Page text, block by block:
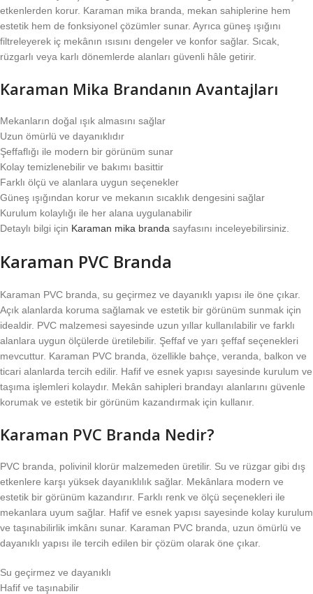
etkenlerden korur. Karaman mika branda, mekan sahiplerine hem
estetik hem de fonksiyonel çözümler sunar. Ayrıca güneş ışığını
filtreleyerek iç mekânın ısısını dengeler ve konfor sağlar. Sıcak,
rüzgarlı veya karlı dönemlerde alanları güvenli hâle getirir.
Karaman Mika Brandanın Avantajları
Mekanların doğal ışık almasını sağlar
Uzun ömürlü ve dayanıklıdır
Şeffaflığı ile modern bir görünüm sunar
Kolay temizlenebilir ve bakımı basittir
Farklı ölçü ve alanlara uygun seçenekler
Güneş ışığından korur ve mekanın sıcaklık dengesini sağlar
Kurulum kolaylığı ile her alana uygulanabilir
Detaylı bilgi için Karaman mika branda sayfasını inceleyebilirsiniz.
Karaman PVC Branda
Karaman PVC branda, su geçirmez ve dayanıklı yapısı ile öne çıkar.
Açık alanlarda koruma sağlamak ve estetik bir görünüm sunmak için
idealdir. PVC malzemesi sayesinde uzun yıllar kullanılabilir ve farklı
alanlara uygun ölçülerde üretilebilir. Şeffaf ve yarı şeffaf seçenekleri
mevcuttur. Karaman PVC branda, özellikle bahçe, veranda, balkon ve
ticari alanlarda tercih edilir. Hafif ve esnek yapısı sayesinde kurulum ve
taşıma işlemleri kolaydır. Mekân sahipleri brandayı alanlarını güvenle
korumak ve estetik bir görünüm kazandırmak için kullanır.
Karaman PVC Branda Nedir?
PVC branda, polivinil klorür malzemeden üretilir. Su ve rüzgar gibi dış
etkenlere karşı yüksek dayanıklılık sağlar. Mekânlara modern ve
estetik bir görünüm kazandırır. Farklı renk ve ölçü seçenekleri ile
mekanlara uyum sağlar. Hafif ve esnek yapısı sayesinde kolay kurulum
ve taşınabilirlik imkânı sunar. Karaman PVC branda, uzun ömürlü ve
dayanıklı yapısı ile tercih edilen bir çözüm olarak öne çıkar.
Su geçirmez ve dayanıklı
Hafif ve taşınabilir